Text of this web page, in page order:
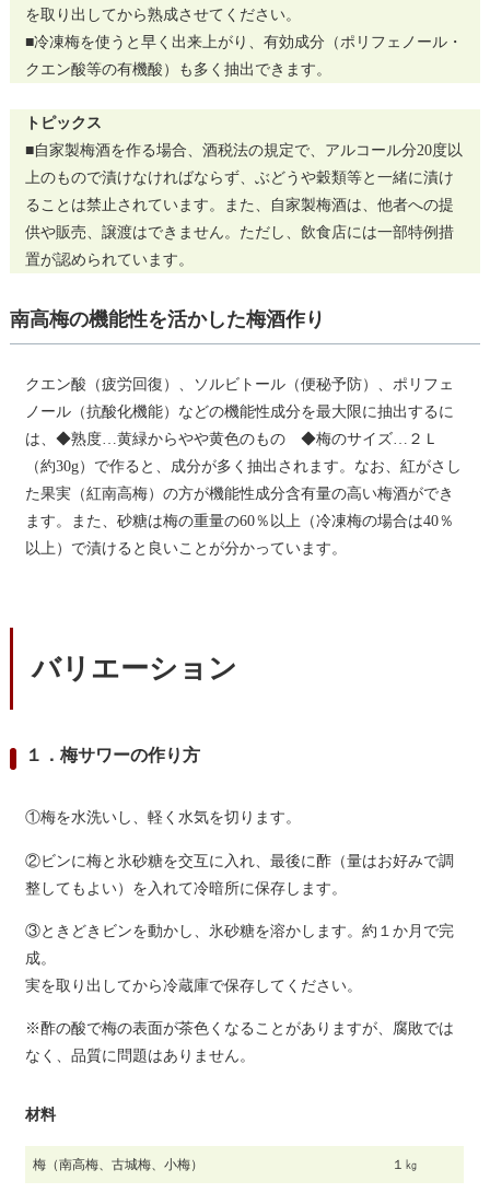
を取り出してから熟成させてください。
■冷凍梅を使うと早く出来上がり、有効成分（ポリフェノール・
クエン酸等の有機酸）も多く抽出できます。
トピックス
■自家製梅酒を作る場合、酒税法の規定で、アルコール分20度以
上のもので漬けなければならず、ぶどうや穀類等と一緒に漬け
ることは禁止されています。また、自家製梅酒は、他者への提
供や販売、譲渡はできません。ただし、飲食店には一部特例措
置が認められています。
南高梅の機能性を活かした梅酒作り
クエン酸（疲労回復）、ソルビトール（便秘予防）、ポリフェ
ノール（抗酸化機能）などの機能性成分を最大限に抽出するに
は、◆熟度…黄緑からやや黄色のもの ◆梅のサイズ…２Ｌ
（約30g）で作ると、成分が多く抽出されます。なお、紅がさし
た果実（紅南高梅）の方が機能性成分含有量の高い梅酒ができ
ます。また、砂糖は梅の重量の60％以上（冷凍梅の場合は40％
以上）で漬けると良いことが分かっています。
バリエーション
１．梅サワーの作り方
①梅を水洗いし、軽く水気を切ります。
②ビンに梅と氷砂糖を交互に入れ、最後に酢（量はお好みで調
整してもよい）を入れて冷暗所に保存します。
③ときどきビンを動かし、氷砂糖を溶かします。約１か月で完
成。
実を取り出してから冷蔵庫で保存してください。
※酢の酸で梅の表面が茶色くなることがありますが、腐敗では
なく、品質に問題はありません。
材料
梅（南高梅、古城梅、小梅） １㎏